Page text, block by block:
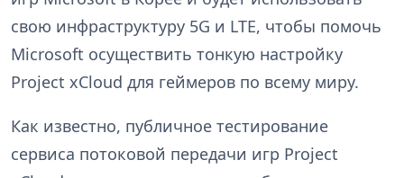
свою инфраструктуру 5G и LTE, чтобы помочь
Microsoft осуществить тонкую настройку
Project xCloud для геймеров по всему миру.
Как известно, публичное тестирование
сервиса потоковой передачи игр Project